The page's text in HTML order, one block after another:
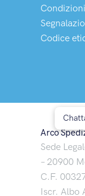
Codice
Arco
Sede
– 20900
C.F.
Iscr. Albo